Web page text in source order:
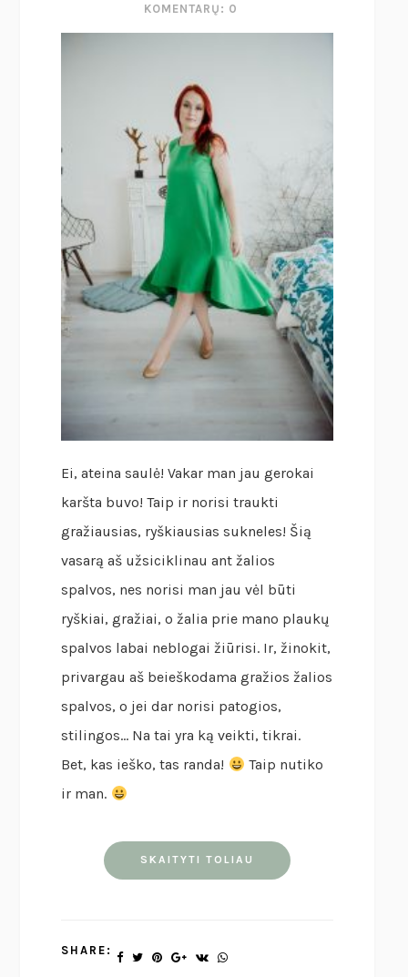
KOMENTARŲ: 0
Ei, ateina saulė! Vakar man jau gerokai
karšta buvo! Taip ir norisi traukti
gražiausias, ryškiausias sukneles! Šią
vasarą aš užsiciklinau ant žalios
spalvos, nes norisi man jau vėl būti
ryškiai, gražiai, o žalia prie mano plaukų
spalvos labai neblogai žiūrisi. Ir, žinokit,
privargau aš beieškodama gražios žalios
spalvos, o jei dar norisi patogios,
stilingos… Na tai yra ką veikti, tikrai.
Bet, kas ieško, tas randa!
Taip nutiko
ir man.
SKAITYTI TOLIAU
SHARE: